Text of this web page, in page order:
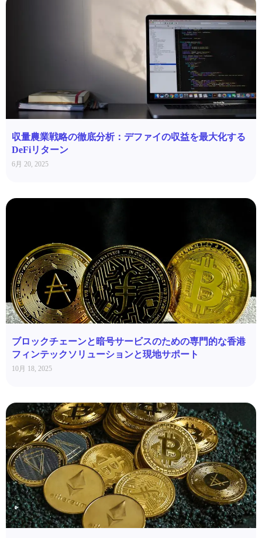
収量農業戦略の徹底分析：デファイの収益を最大化する
DeFiリターン
6月 20, 2025
ブロックチェーンと暗号サービスのための専門的な香港
フィンテックソリューションと現地サポート
10月 18, 2025